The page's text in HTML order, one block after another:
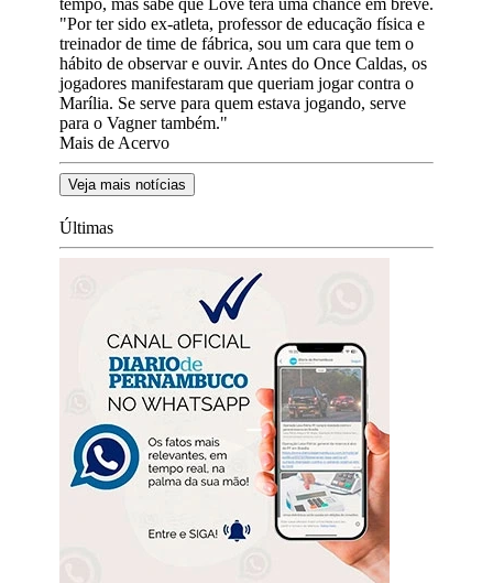
"Por ter sido ex-atleta, professor de educação física e
treinador de time de fábrica, sou um cara que tem o
hábito de observar e ouvir. Antes do Once Caldas, os
jogadores manifestaram que queriam jogar contra o
Marília. Se serve para quem estava jogando, serve
para o Vagner também."
Mais de Acervo
Veja mais notícias
Últimas